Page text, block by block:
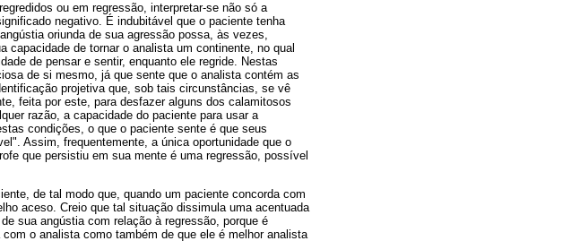
ou em regressão, interpretar-se não só a
negativo. É indubitável que o paciente tenha
oriunda de sua agressão possa, às vezes,
capacidade de tornar o analista um continente, no qual
de pensar e sentir, enquanto ele regride. Nestas
de si mesmo, já que sente que o analista contém as
projetiva que, sob tais circunstâncias, se vê
feita por este, para desfazer alguns dos calamitosos
razão, a capacidade do paciente para usar a
condições, o que o paciente sente é que seus
Assim, frequentemente, a única oportunidade que o
que persistiu em sua mente é uma regressão, possível
de tal modo que, quando um paciente concorda com
aceso. Creio que tal situação dissimula uma acentuada
sua angústia com relação à regressão, porque é
o analista como também de que ele é melhor analista